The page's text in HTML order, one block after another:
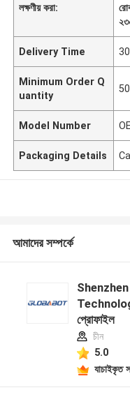
লক্ষণীয় করা:
Delivery Time
Minimum Order Q
uantity
Model Number
Packaging Details
আমাদের সম্পর্কে
প্রোফাইল
চীন
5.0
যাচাইকৃত